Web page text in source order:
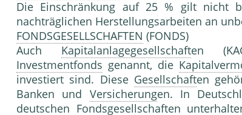
Die Einschränkung auf 25 % gilt nicht
nachträglichen Herstellungsarbeiten an
FONDSGESELLSCHAFTEN (FONDS)
Auch Kapitalanlagegesellschaften
Investmentfonds genannt, die
investiert sind. Diese Gesellschaften
Banken und Versicherungen. In
deutschen Fondsgesellschaften unterhalt